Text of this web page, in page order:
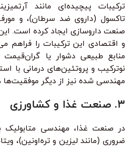
ترکیبات پیچیده‌ای مانند
تاکسول (داروی ضد سرطان)، و
صنعت داروسازی ایجاد کرده است. این
و اقتصادی این ترکیبات را فراهم
منابع طبیعی دشوار یا
نوترکیب و پروتئین‌های درمانی با
مهندسی شده نیز از دیگر موفقیت‌ها
۳. صنعت غذا و کشاورزی
در صنعت غذا، مهندسی متابولیک
ضروری (مانند لیزین و تره‌اونین)،